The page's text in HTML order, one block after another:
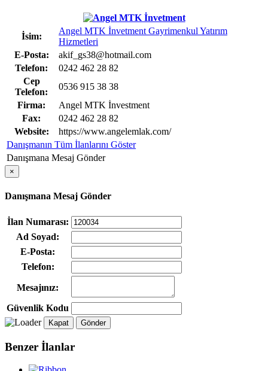
İsim:
Angel MTK İnvetment Gayrimenkul Yatırım
Hizmetleri
E-Posta:
akif_gs38@hotmail.com
Telefon:
0242 462 28 82
Cep
Telefon:
0536 915 38 38
Firma:
Angel MTK İnvestment
Fax:
0242 462 28 82
Website:
https://www.angelemlak.com/
Danışmanın Tüm İlanlarını Göster
Danışmana Mesaj Gönder
×
Danışmana Mesaj Gönder
İlan Numarası:
Ad Soyad:
E-Posta:
Telefon:
Mesajınız:
Güvenlik Kodu
Kapat Gönder
Benzer İlanlar